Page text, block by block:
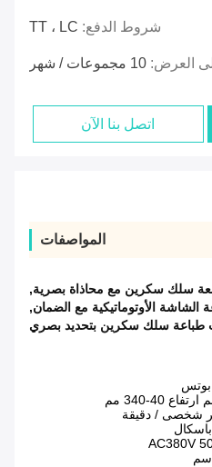
شروط الدفع: TT ، LC
العرض: 10 مجموعات / شهر
اتصل بنا الآن
المواصفات
سلك سكرين مع محاذاة بصرية,
الشاشة الأوتوماتيكية مع الضمان,
طباعة سلك سكرين بتحديد بصري
بوتس
AC380V